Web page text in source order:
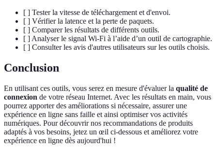
[ ] Tester la vitesse de téléchargement et d'envoi.
[ ] Vérifier la latence et la perte de paquets.
[ ] Comparer les résultats de différents outils.
[ ] Analyser le signal Wi-Fi à l’aide d’un outil de cartographie.
[ ] Consulter les avis d'autres utilisateurs sur les outils choisis.
Conclusion
En utilisant ces outils, vous serez en mesure d'évaluer la qualité de
connexion de votre réseau Internet. Avec les résultats en main, vous
pourrez apporter des améliorations si nécessaire, assurer une
expérience en ligne sans faille et ainsi optimiser vos activités
numériques. Pour découvrir nos recommandations de produits
adaptés à vos besoins, jetez un œil ci-dessous et améliorez votre
expérience en ligne dès aujourd'hui !